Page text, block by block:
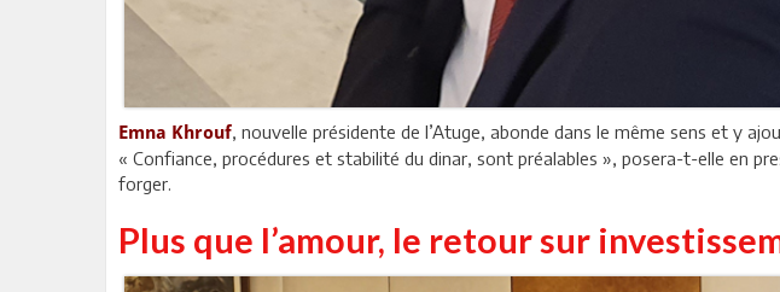
Emna Khrouf, nouvelle présidente de l’Atuge, abonde dans le même sens et y
« Confiance, procédures et stabilité du dinar, sont préalables », posera-t-elle en
forger.
Plus que l’amour, le retour sur